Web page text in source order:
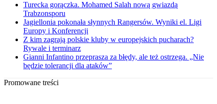
Turecka gorączka. Mohamed Salah nową gwiazdą
Trabzonsporu
Jagiellonia pokonała słynnych Rangersów. Wyniki el. Ligi
Europy i Konferencji
Z kim zagrają polskie kluby w europejskich pucharach?
Rywale i terminarz
Gianni Infantino przeprasza za błędy, ale też ostrzega. „Nie
będzie tolerancji dla ataków”
Promowane treści